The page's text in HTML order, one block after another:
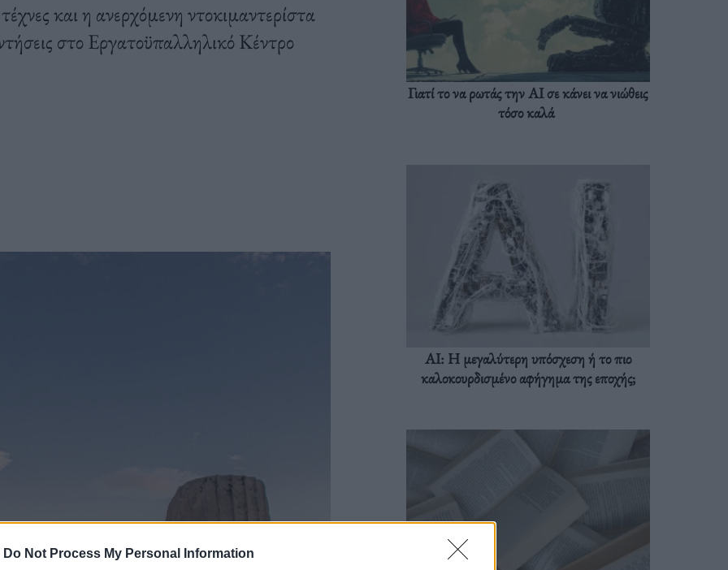
Do Not Process My Personal Information
και η ανερχόμενη ντοκιμαντερίστα
στο Εργατοϋπαλληλικό Κέντρο
Γιατί το να ρωτάς την AI σε κάνει να νιώθεις
τόσο καλά
AI: Η μεγαλύτερη υπόσχεση ή το πιο
καλοκουρδισμένο αφήγημα της εποχής;